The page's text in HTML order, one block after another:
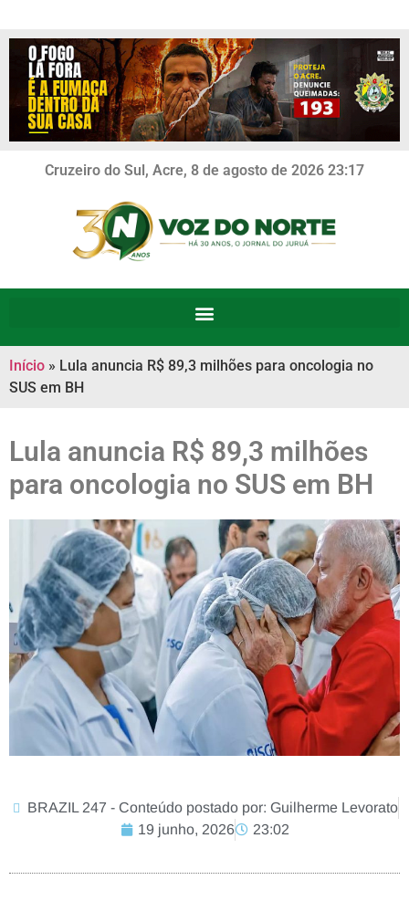
Cruzeiro do Sul, Acre, 8 de agosto de 2026 23:17
Início » Lula anuncia R$ 89,3 milhões para oncologia no
SUS em BH
Lula anuncia R$ 89,3 milhões
para oncologia no SUS em BH
BRAZIL 247 - Conteúdo postado por: Guilherme Levorato
19 junho, 2026
23:02